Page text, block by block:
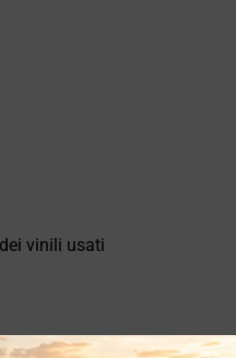
vinili usati